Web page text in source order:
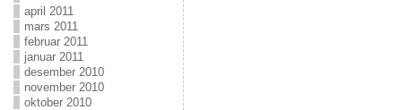
april 2011
mars 2011
februar 2011
januar 2011
desember 2010
november 2010
oktober 2010